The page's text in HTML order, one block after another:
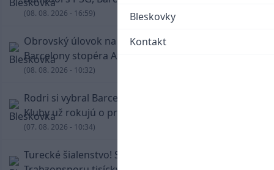
Bleskovky
Kontakt
(08. 08. 2026 - 16:59)
Obrovský úlovok na Anfielde: Liverpool získal z
Barcelony stopéra Arauja
(08. 08. 2026 - 10:32)
Rodri si vybral Barcelonu a odmietol Real.
Kluby už rokujú o prestupovej čiastke
(07. 08. 2026 - 10:34)
Turecké šialenstvo! Salaha vítali na štadióne